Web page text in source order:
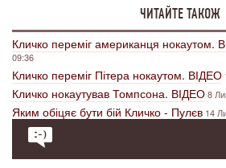
ЧИТАЙТЕ ТАКОЖ
Кличко переміг американця нокаутом.
09:36
Кличко переміг Пітера нокаутом. ВІДЕО
Кличко нокаутував Томпсона. ВІДЕО8
Яким обіцяє бути бій Кличко - Пулєв 14